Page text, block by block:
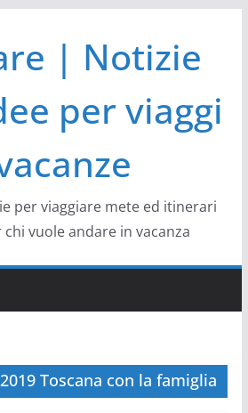
| Notizie
per viaggi
per viaggiare mete ed itinerari
vuole andare in vacanza
Toscana con la famiglia